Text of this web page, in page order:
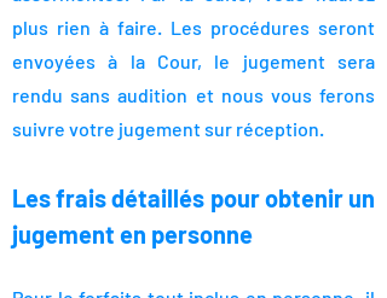
plus rien à faire. Les procédures seront
envoyées à la Cour, le jugement sera
rendu sans audition et nous vous ferons
suivre votre jugement sur réception.
Les frais détaillés pour obtenir un
jugement en personne